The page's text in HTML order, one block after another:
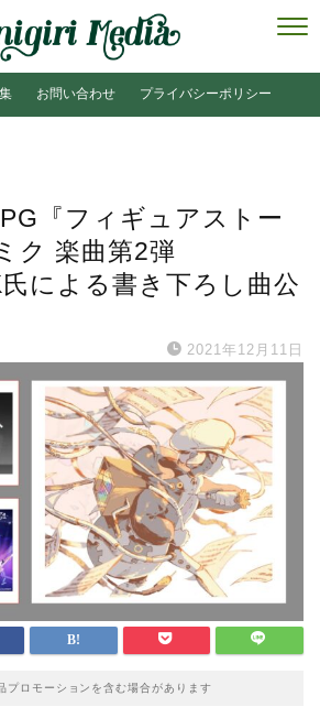
お問い合わせ プライバシーポリシー
『フィギュアストー
ク 楽曲第2弾
による書き下ろし曲公
2021年12月11日
プロモーションを含む場合があります